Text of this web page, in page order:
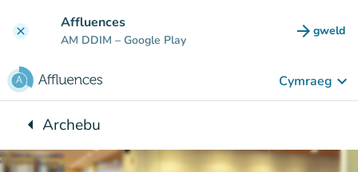
clear Affluences
AM DDIM – Google Play arrow_forward gweld
(tab
Cymraeg keyboard_arrow_down
arrow_leftYn ôl i:
Archebu